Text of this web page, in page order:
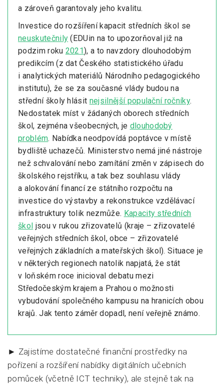
a zároveň garantovaly jeho kvalitu.
Investice do rozšíření kapacit středních škol se
neuskutečnily (EDUin na to upozorňoval již na
podzim roku 2021), a to navzdory dlouhodobým
predikcím (z dat Českého statistického úřadu
i analytických materiálů Národního pedagogického
institutu), že se za současné vlády budou na
střední školy hlásit nejsilnější populační ročníky.
Nedostatek míst v žádaných oborech středních
škol, zejména všeobecných, je dlouhodobý
problém. Nabídka neodpovídá poptávce v místě
bydliště uchazečů. Ministerstvo nemá jiné nástroje
než schvalování nebo zamítání změn v zápisech do
školského rejstříku, a tak bez souhlasu vlády
a alokování financí ze státního rozpočtu na
investice do výstavby a rekonstrukce vzdělávací
infrastruktury tolik nezmůže. Kapacity středních
škol jsou v rukou zřizovatelů (kraje – zřizovatelé
veřejných středních škol, obce – zřizovatelé
veřejných základních a mateřských škol). Situace je
v některých regionech natolik napjatá, že stát
v loňském roce inicioval debatu mezi
Středočeským krajem a Prahou o možnosti
vybudování společného kampusu na hranicích obou
krajů. Jak tento záměr dopadl, není veřejně známo.
► Zajistíme dostatečné finanční prostředky na
pořízení a rozšíření nabídky digitálních učebních
pomůcek (včetně ICT techniky), ale stejně tak na